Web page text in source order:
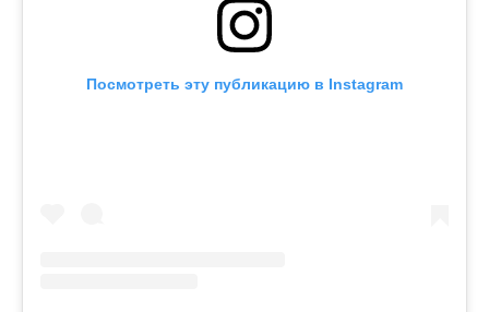
Посмотреть эту публикацию в Instagram